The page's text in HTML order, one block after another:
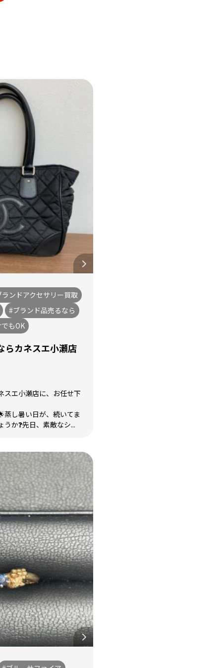
ンドアクセサリー買取
#ブランド品売るなら
もOK
らカネスエ小瀬店
スエ小瀬店に、お任せ下
し暑い日が、続いてま
か❓先日、素敵なシ...